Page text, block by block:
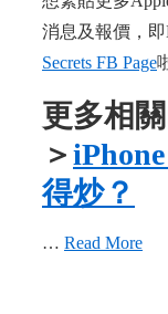
消息及報價，
Secrets FB Page
更多相
＞
得炒？
… Read More